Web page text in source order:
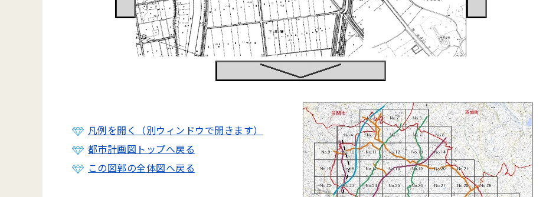
凡例を開く（別ウィンドウで開きます）
都市計画図トップへ戻る
この図郭の全体図へ戻る